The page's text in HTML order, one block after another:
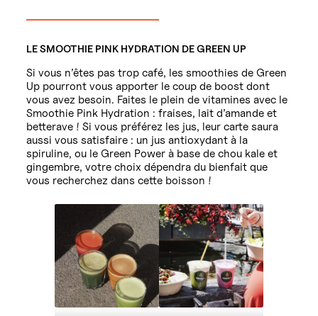
LE SMOOTHIE PINK HYDRATION DE GREEN UP
Si vous n’êtes pas trop café, les smoothies de Green
Up pourront vous apporter le coup de boost dont
vous avez besoin. Faites le plein de vitamines avec le
Smoothie Pink Hydration : fraises, lait d’amande et
betterave ! Si vous préférez les jus, leur carte saura
aussi vous satisfaire : un jus antioxydant à la
spiruline, ou le Green Power à base de chou kale et
gingembre, votre choix dépendra du bienfait que
vous recherchez dans cette boisson !